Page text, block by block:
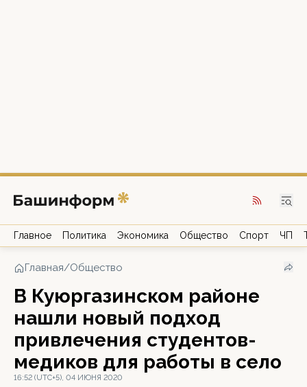
Главное Политика Экономика Общество Спорт ЧП
Главная/Общество
В Куюргазинском районе
нашли новый подход
привлечения студентов-
медиков для работы в село
16:52 (UTC+5), 04 ИЮНЯ 2020